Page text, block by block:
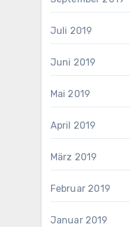
Juli 2019
Juni 2019
Mai 2019
April 2019
März 2019
Februar 2019
Januar 2019